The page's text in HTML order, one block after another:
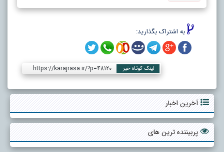
به اشتراک بگذارید:
لینک کوتاه خبر: https://karajrasa.ir/?p=48120
آخرین اخبار
پربیننده ترین های